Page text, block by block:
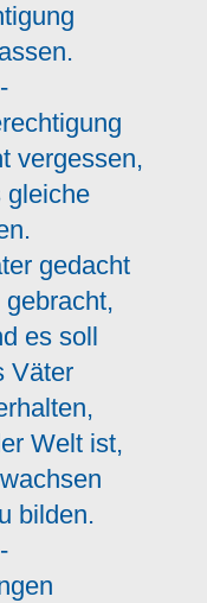
vergessen,
gleiche
gedacht
es soll
Väter
Welt ist,
bilden.